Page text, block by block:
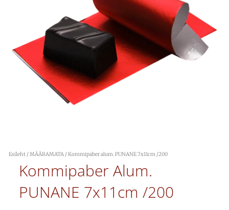
Esileht /MÄÄRAMATA / Kommipaber alum. PUNANE 7x11cm /200
Kommipaber Alum.
PUNANE 7x11cm /200